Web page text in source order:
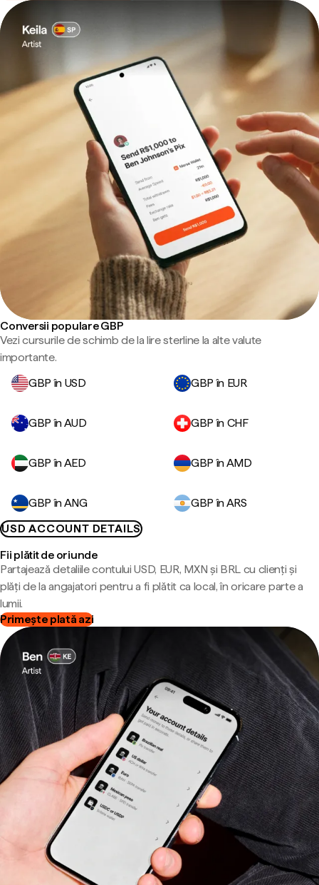
Conversii populare GBP
Vezi cursurile de schimb de la lire sterline la alte valute
importante.
GBP în USD
GBP în EUR
GBP în AUD GBP în CHF
GBP în AED GBP în AMD
GBP în ANG
GBP în ARS
USD ACCOUNT DETAILS
Fii plătit de oriunde
Partajează detaliile contului USD, EUR, MXN și BRL cu clienți și
plăți de la angajatori pentru a fi plătit ca local, în oricare parte a
lumii.
Primește plată azi